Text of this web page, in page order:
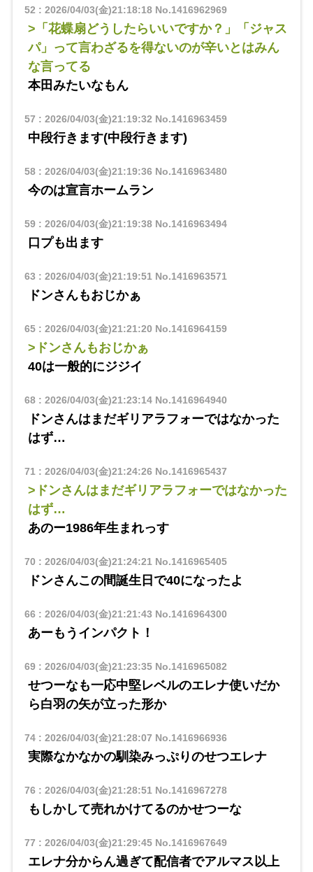
52 : 2026/04/03(金)21:18:18No.1416962969
>「花蝶扇どうしたらいいですか？」「ジャス
パ」って言わざるを得ないのが辛いとはみん
な言ってる
本田みたいなもん
57 : 2026/04/03(金)21:19:32 No.1416963459
中段行きます(中段行きます)
58: 2026/04/03(金)21:19:36 No.1416963480
今のは宣言ホームラン
59: 2026/04/03(金)21:19:38No.1416963494
口プも出ます
63 : 2026/04/03(金)21:19:51 No.1416963571
ドンさんもおじかぁ
65: 2026/04/03(金)21:21:20 No.1416964159
>ドンさんもおじかぁ
40は一般的にジジイ
68: 2026/04/03(金)21:23:14No.1416964940
ドンさんはまだギリアラフォーではなかった
はず…
71 : 2026/04/03(金)21:24:26 No.1416965437
>ドンさんはまだギリアラフォーではなかった
はず…
あのー1986年生まれっす
70 : 2026/04/03(金)21:24:21 No.1416965405
ドンさんこの間誕生日で40になったよ
66 : 2026/04/03(金)21:21:43 No.1416964300
あーもうインパクト！
69: 2026/04/03(金)21:23:35No.1416965082
せつーなも一応中堅レベルのエレナ使いだか
ら白羽の矢が立った形か
74: 2026/04/03(金)21:28:07 No.1416966936
実際なかなかの馴染みっぷりのせつエレナ
76 : 2026/04/03(金)21:28:51 No.1416967278
もしかして売れかけてるのかせつーな
77 : 2026/04/03(金)21:29:45No.1416967649
エレナ分からん過ぎて配信者でアルマス以上